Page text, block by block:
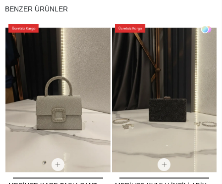
BENZER ÜRÜNLER